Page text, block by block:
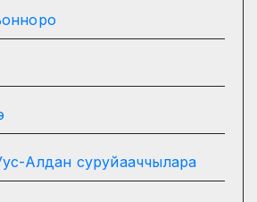
Алдан суруйааччылара